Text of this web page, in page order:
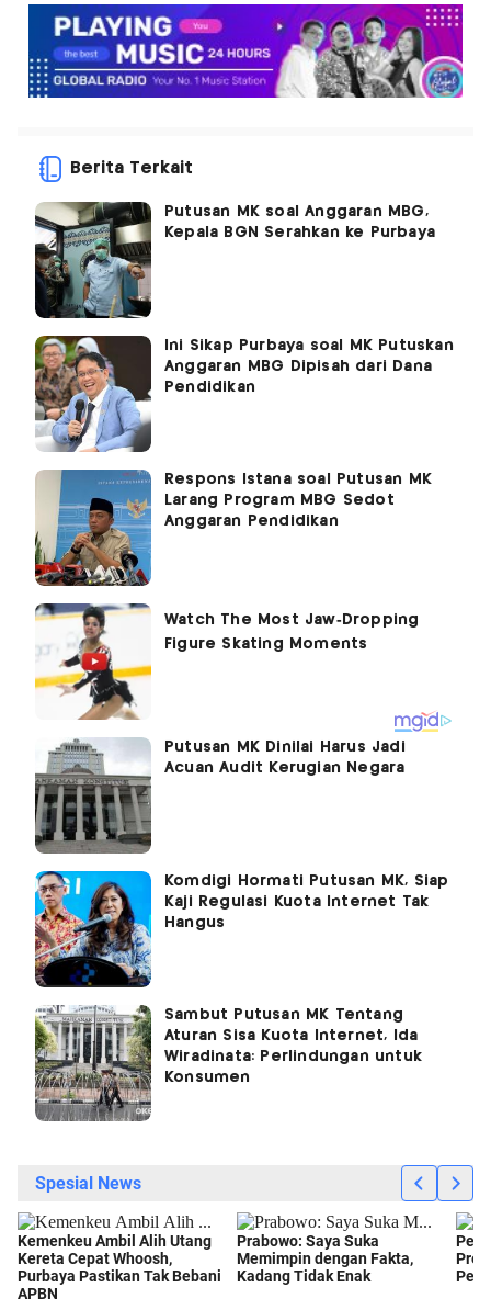
Berita Terkait
Putusan MK soal Anggaran MBG,
Kepala BGN Serahkan ke Purbaya
Ini Sikap Purbaya soal MK Putuskan
Anggaran MBG Dipisah dari Dana
Pendidikan
Respons Istana soal Putusan MK
Larang Program MBG Sedot
Anggaran Pendidikan
Putusan MK Dinilai Harus Jadi
Acuan Audit Kerugian Negara
Komdigi Hormati Putusan MK, Siap
Kaji Regulasi Kuota Internet Tak
Hangus
Sambut Putusan MK Tentang
Aturan Sisa Kuota Internet, Ida
Wiradinata: Perlindungan untuk
Konsumen